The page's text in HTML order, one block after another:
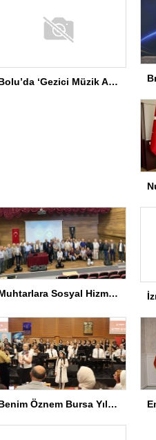
Bolu’da ‘Gezici Müzik Atölyesi’ Gala Programı
Muhtarlara Sosyal Hizmet Semineri
Benim Öznem Bursa Yıl Sonu Gösterisi